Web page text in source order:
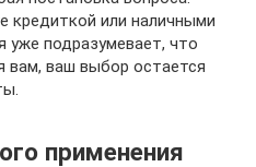
кредиткой или наличными
уже подразумевает, что
вам, ваш выбор остается
применения